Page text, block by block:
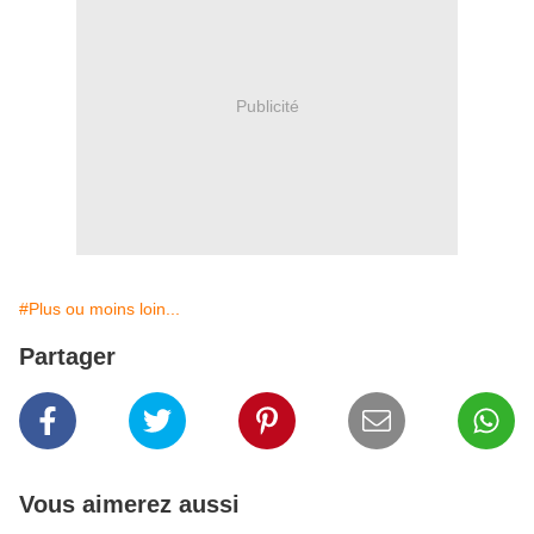
Publicité
#Plus ou moins loin...
Partager
Vous aimerez aussi